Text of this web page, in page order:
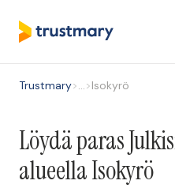
Trustmary>…>Isokyrö
Löydä paras
alueella Isokyrö